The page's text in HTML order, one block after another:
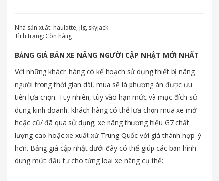
Nhà sản xuất: haulotte, jlg, skyjack
Tình trạng: Còn hàng
BẢNG GIÁ BÁN XE NÂNG NGƯỜI CẬP NHẬT MỚI NHẤT
Với những khách hàng có kế hoạch sử dụng thiết bị nâng
người trong thời gian dài, mua sẽ là phương án được ưu
tiên lựa chọn. Tuy nhiên, tùy vào hạn mức và mục đích sử
dụng kinh doanh, khách hàng có thể lựa chọn mua xe mới
hoặc cũ/ đã qua sử dụng; xe nâng thương hiệu G7 chất
lượng cao hoặc xe xuất xứ Trung Quốc với giá thành hợp lý
hơn. Bảng giá cập nhật dưới đây có thể giúp các bạn hình
dung mức đầu tư cho từng loại xe nâng cụ thể: